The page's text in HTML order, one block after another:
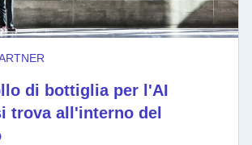
di bottiglia per l'AI
trova all'interno del